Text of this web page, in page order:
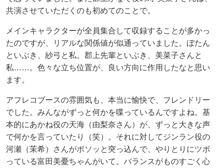
共演させていただくのも初めてのことで。
メインキャラクターが全員集合して収録することが多かっ
たのですが、リアルな関係値が似通っていました。ぼたん
といぶき、紗弓と私。郡上先輩といぶき、美菜子さんと
私……。色々な立ち位置が、良い方向に作用したなと思い
ます。
アフレコブースの雰囲気も、本当に愉快で、フレンドリー
でした。みんながずっと何かを喋っているんですよね。基
本的にあかね役の天海（由梨奈さん）が、ずっと大きな声
で何かを言っていたり（笑）。それに対してジンラン役の
河瀬（茉希）さんがボソッと突っ込んで、やりとりにツボ
っている富田美憂ちゃんがいて。バランスがものすごく心